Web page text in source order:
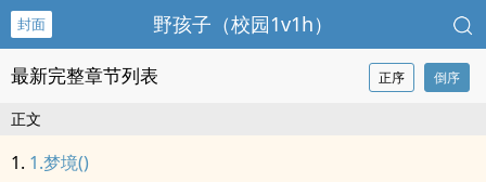
封面 野孩子（校园1v1h）
最新完整章节列表 正序 倒序
正文
1.梦境()